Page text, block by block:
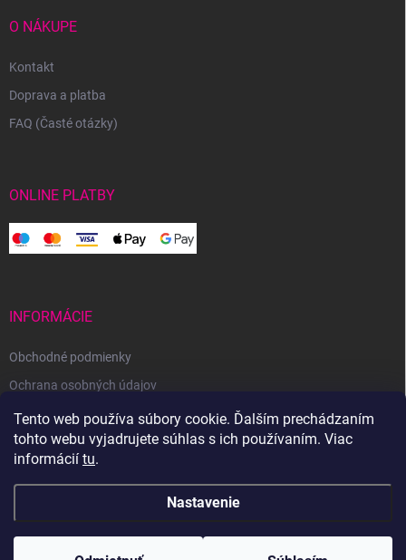
Tento web používa súbory cookie. Ďalším prechádzaním
tohto webu vyjadrujete súhlas s ich používaním. Viac
informácií tu.
Nastavenie
O NÁKUPE
Kontakt
Doprava a platba
FAQ (Časté otázky)
ONLINE PLATBY
INFORMÁCIE
Obchodné podmienky
Ochrana osobných údajov
Reklamačný poriadok
Odstúpenie od zmluvy
Copyright 2026 Svetoveklbka.sk . Všetky práva vyhradené.